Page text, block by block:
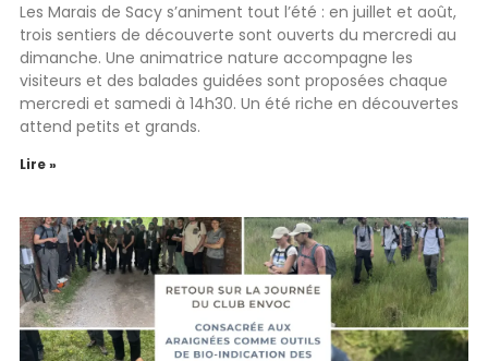
Les Marais de Sacy s’animent tout l’été : en juillet et août,
trois sentiers de découverte sont ouverts du mercredi au
dimanche. Une animatrice nature accompagne les
visiteurs et des balades guidées sont proposées chaque
mercredi et samedi à 14h30. Un été riche en découvertes
attend petits et grands.
Lire »